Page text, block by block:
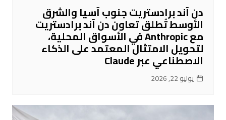
دن آند برادستريت جنوب آسيا والشرق
الأوسط تُطلق تعاون دن آند برادستريت
مع Anthropic في الأسواق المحلية،
لتحويل الامتثال المعتمد على الذكاء
الاصطناعي عبر Claude
يوليو 22, 2026